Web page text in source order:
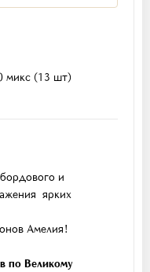
микс (13 шт)
и
ярких
Амелия!
по Великому